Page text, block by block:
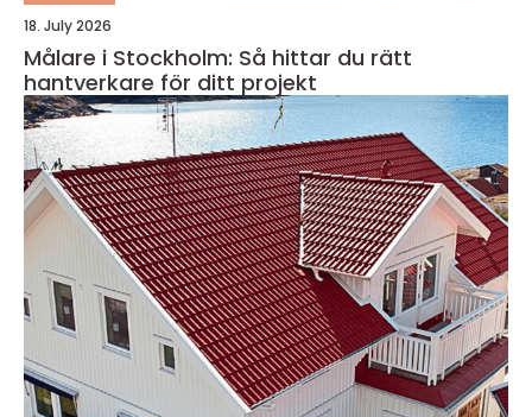
18. July 2026
Målare i Stockholm: Så hittar du rätt
hantverkare för ditt projekt